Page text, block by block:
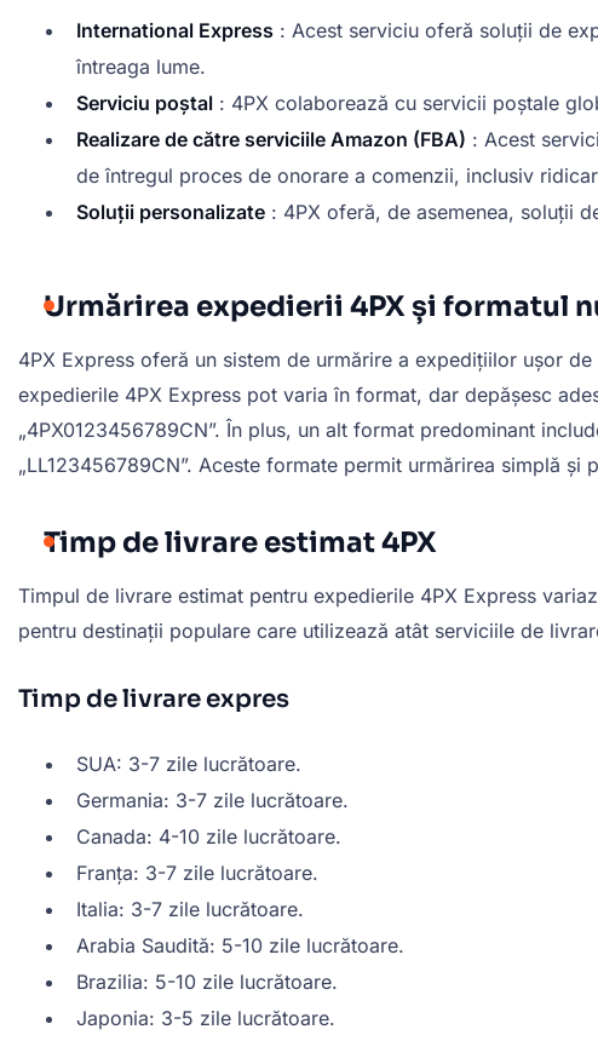
International Express : Acest serviciu oferă soluții de
întreaga lume.
Serviciu poștal : 4PX colaborează cu servicii poștale
Realizare de către serviciile Amazon (FBA) : Acest
de întregul proces de onorare a comenzii, inclusiv
Soluții personalizate : 4PX oferă, de asemenea, soluții
Urmărirea expedierii 4PX și formatul
4PX Express oferă un sistem de urmărire a expedițiilor ușor
expedierile 4PX Express pot varia în format, dar depășesc
„4PX0123456789CN”. În plus, un alt format predominant
„LL123456789CN”. Aceste formate permit urmărirea simplă
Timp de livrare estimat 4PX
Timpul de livrare estimat pentru expedierile 4PX Express
pentru destinații populare care utilizează atât serviciile de
Timp de livrare expres
SUA: 3-7 zile lucrătoare.
Germania: 3-7 zile lucrătoare.
Canada: 4-10 zile lucrătoare.
Franța: 3-7 zile lucrătoare.
Italia: 3-7 zile lucrătoare.
Arabia Saudită: 5-10 zile lucrătoare.
Brazilia: 5-10 zile lucrătoare.
Japonia: 3-5 zile lucrătoare.